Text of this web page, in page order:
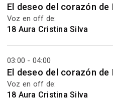
El deseo del corazón de
Voz en off de:
18 Aura Cristina Silva
03:00 - 04:00
El deseo del corazón de
Voz en off de:
18 Aura Cristina Silva